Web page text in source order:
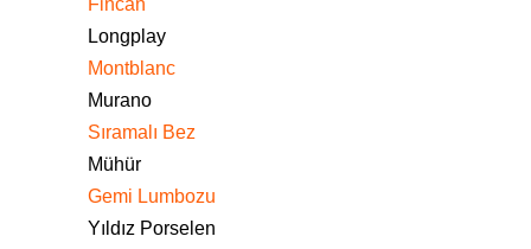
Fincan
Longplay
Montblanc
Murano
Sıramalı Bez
Mühür
Gemi Lumbozu
Yıldız Porselen